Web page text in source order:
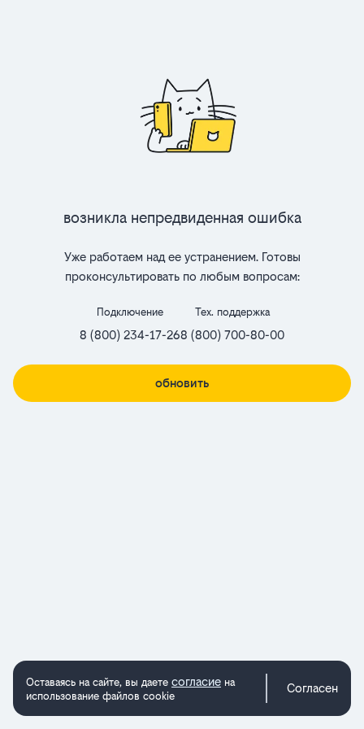
Возникла непредвиденная ошибка
Уже работаем над ее устранением. Готовы
проконсультировать по любым вопросам:
Подключение
8 (800) 234-17-26
Тех. поддержка
8 (800) 700-80-00
обновить
Оставаясь на сайте, вы даете согласие на
использование файлов cookie
Согласен